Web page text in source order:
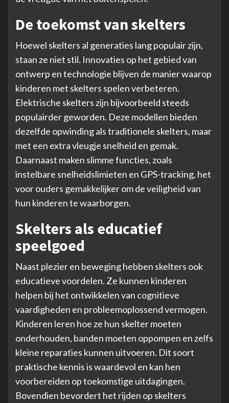
De toekomst van skelters
Hoewel skelters al generaties lang populair zijn,
staan ze niet stil. Innovaties op het gebied van
ontwerp en technologie blijven de manier waarop
kinderen met skelters spelen verbeteren.
Elektrische skelters zijn bijvoorbeeld steeds
populairder geworden. Deze modellen bieden
dezelfde opwinding als traditionele skelters, maar
met een extra vleugje snelheid en gemak.
Daarnaast maken slimme functies, zoals
instelbare snelheidslimieten en GPS-tracking, het
voor ouders gemakkelijker om de veiligheid van
hun kinderen te waarborgen.
Skelters als educatief
speelgoed
Naast plezier en beweging hebben skelters ook
educatieve voordelen. Ze kunnen kinderen
helpen bij het ontwikkelen van cognitieve
vaardigheden en probleemoplossend vermogen.
Kinderen leren hoe ze hun skelter moeten
onderhouden, banden moeten oppompen en zelfs
kleine reparaties kunnen uitvoeren. Dit soort
praktische kennis is waardevol en kan hen
voorbereiden op toekomstige uitdagingen.
Bovendien bevordert het rijden op skelters